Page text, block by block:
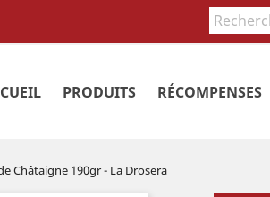
PRODUITS RÉCOMPENSES
Châtaigne 190gr - La Drosera